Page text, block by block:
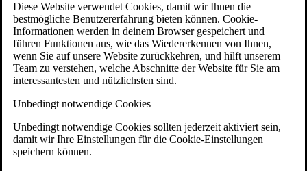
Diese Website verwendet Cookies, damit wir Ihnen die
bestmögliche Benutzererfahrung bieten können. Cookie-
Informationen werden in deinem Browser gespeichert und
führen Funktionen aus, wie das Wiedererkennen von Ihnen,
wenn Sie auf unsere Website zurückkehren, und hilft unserem
Team zu verstehen, welche Abschnitte der Website für Sie am
interessantesten und nützlichsten sind.
Unbedingt notwendige Cookies
Unbedingt notwendige Cookies sollten jederzeit aktiviert sein,
damit wir Ihre Einstellungen für die Cookie-Einstellungen
speichern können.